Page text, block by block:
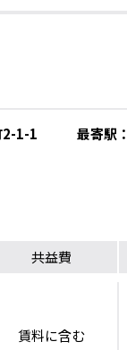
2-1-1
最寄駅 ：
共益費
賃料に含む